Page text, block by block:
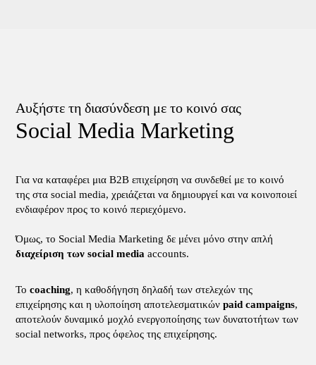
Αυξήστε τη διασύνδεση με το κοινό σας
Social Media Marketing
Για να καταφέρει μια B2B επιχείρηση να συνδεθεί με το κοινό
της στα social media, χρειάζεται να δημιουργεί και να κοινοποιεί
ενδιαφέρον προς το κοινό περιεχόμενο.
Όμως, το Social Media Marketing δε μένει μόνο στην απλή
διαχείριση των social mediaaccounts.
Τοcoaching, η καθοδήγηση δηλαδή των στελεχών της
επιχείρησης και η υλοποίηση αποτελεσματικώνpaid campaigns,
αποτελούν δυναμικό μοχλό ενεργοποίησης των δυνατοτήτων των
social networks, προς όφελος της επιχείρησης.